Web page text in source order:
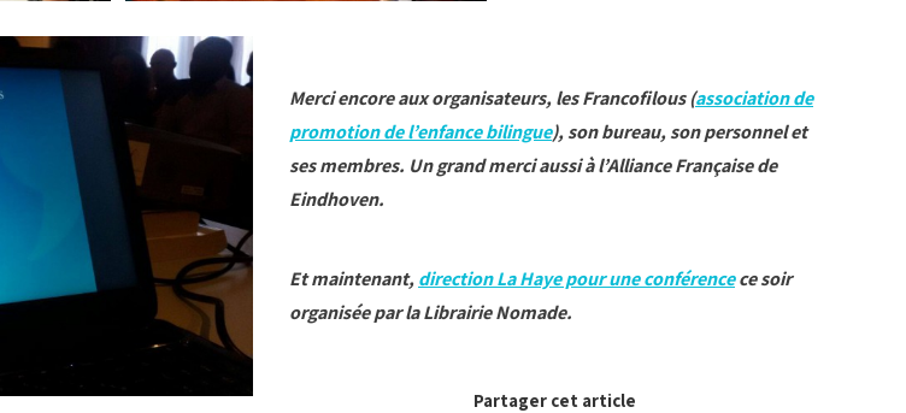
Merci encore aux organisateurs, les Francofilous (association de
promotion de l’enfance bilingue), son bureau, son personnel et
ses membres. Un grand merci aussi à l’Alliance Française de
Eindhoven.
Et maintenant,direction La Haye pour une conférencece soir
organisée par la Librairie Nomade.
Partager cet article